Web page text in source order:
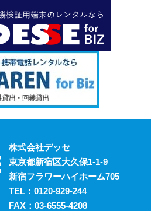
株式会社デッセ
東京都新宿区大久保1-1-9
新宿フラワーハイホーム705
TEL： 0120-929-244
FAX：03-6555-4208